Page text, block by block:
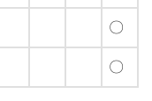
〇
〇